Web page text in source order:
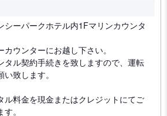
シーパークホテル内1Fマリンカウンタ
ウンターにお越し下さい。
タル契約手続きを致しますので、運転
致します。
ル料金を現金またはクレジットにてご
。